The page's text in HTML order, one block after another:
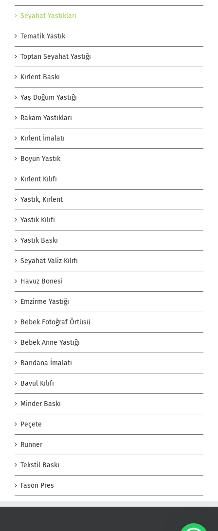
Seyahat Yastıkları
Tematik Yastık
Toptan Seyahat Yastığı
Kırlent Baskı
Yaş Doğum Yastığı
Rakam Yastıkları
Kırlent İmalatı
Boyun Yastık
Kırlent Kılıfı
Yastık, Kırlent
Yastık Kılıfı
Yastık Baskı
Seyahat Valiz Kılıfı
Havuz Bonesi
Emzirme Yastığı
Bebek Fotoğraf Örtüsü
Bebek Anne Yastığı
Bandana İmalatı
Bavul Kılıfı
Minder Baskı
Peçete
Runner
Tekstil Baskı
Fason Pres